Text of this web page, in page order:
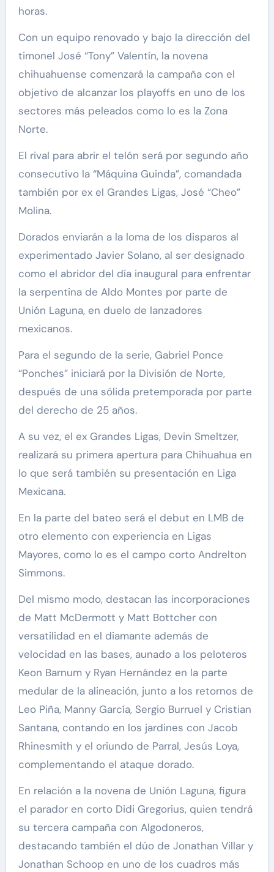
horas.
Con un equipo renovado y bajo la dirección del
timonel José “Tony” Valentín, la novena
chihuahuense comenzará la campaña con el
objetivo de alcanzar los playoffs en uno de los
sectores más peleados como lo es la Zona
Norte.
El rival para abrir el telón será por segundo año
consecutivo la “Máquina Guinda”, comandada
también por ex el Grandes Ligas, José “Cheo”
Molina.
Dorados enviarán a la loma de los disparos al
experimentado Javier Solano, al ser designado
como el abridor del día inaugural para enfrentar
la serpentina de Aldo Montes por parte de
Unión Laguna, en duelo de lanzadores
mexicanos.
Para el segundo de la serie, Gabriel Ponce
“Ponches” iniciará por la División de Norte,
después de una sólida pretemporada por parte
del derecho de 25 años.
A su vez, el ex Grandes Ligas, Devin Smeltzer,
realizará su primera apertura para Chihuahua en
lo que será también su presentación en Liga
Mexicana.
En la parte del bateo será el debut en LMB de
otro elemento con experiencia en Ligas
Mayores, como lo es el campo corto Andrelton
Simmons.
Del mismo modo, destacan las incorporaciones
de Matt McDermott y Matt Bottcher con
versatilidad en el diamante además de
velocidad en las bases, aunado a los peloteros
Keon Barnum y Ryan Hernández en la parte
medular de la alineación, junto a los retornos de
Leo Piña, Manny García, Sergio Burruel y Cristian
Santana, contando en los jardines con Jacob
Rhinesmith y el oriundo de Parral, Jesús Loya,
complementando el ataque dorado.
En relación a la novena de Unión Laguna, figura
el parador en corto Didi Gregorius, quien tendrá
su tercera campaña con Algodoneros,
destacando también el dúo de Jonathan Villar y
Jonathan Schoop en uno de los cuadros más